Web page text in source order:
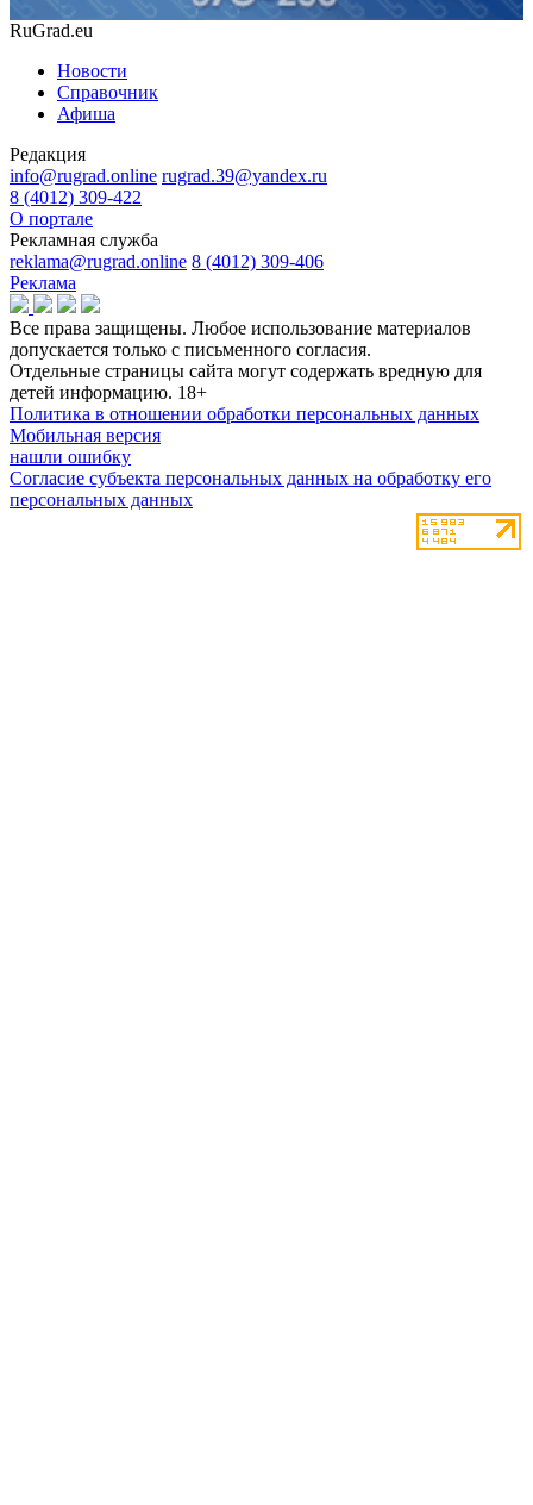
RuGrad.eu
Новости
Справочник
Афиша
Редакция
info@rugrad.online rugrad.39@yandex.ru
8 (4012) 309-422
О портале
Рекламная служба
reklama@rugrad.online 8 (4012) 309-406
Реклама
Все права защищены. Любое использование материалов
допускается только с письменного согласия.
Отдельные страницы сайта могут содержать вредную для
детей информацию. 18+
Политика в отношении обработки персональных данных
Мобильная версия
нашли ошибку
Согласие субъекта персональных данных на обработку его
персональных данных